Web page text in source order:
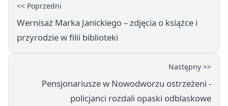
<< Poprzedni
Wernisaż Marka Janickiego – zdjęcia o książce i
przyrodzie w filii biblioteki
Następny >>
Pensjonariusze w Nowodworzu ostrzeżeni -
policjanci rozdali opaski odblaskowe